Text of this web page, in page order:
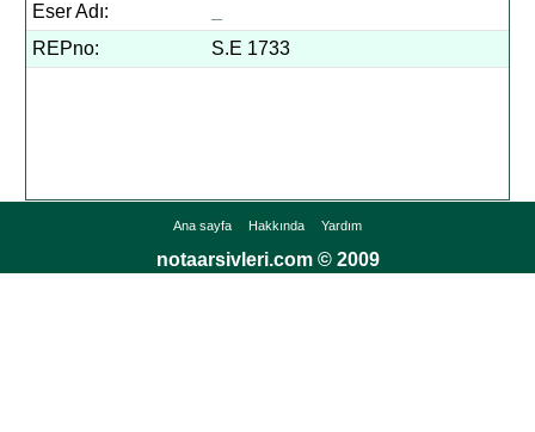
Eser Adı:
REPno:
S.E 1733
Ana sayfa Hakkında Yardım
notaarsivleri.com © 2009